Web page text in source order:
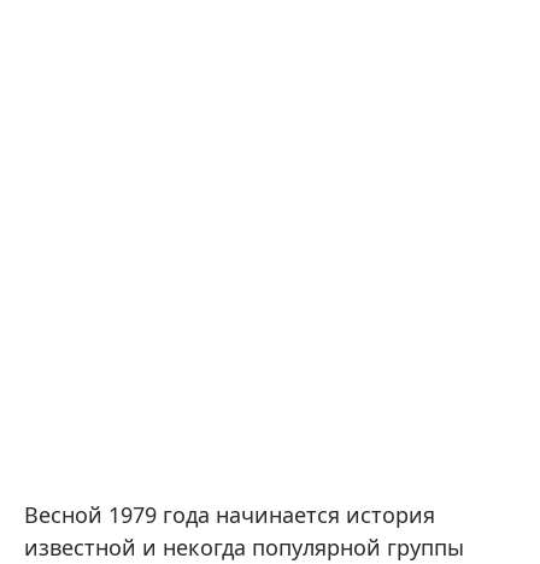
Весной 1979 года начинается история
известной и некогда популярной группы